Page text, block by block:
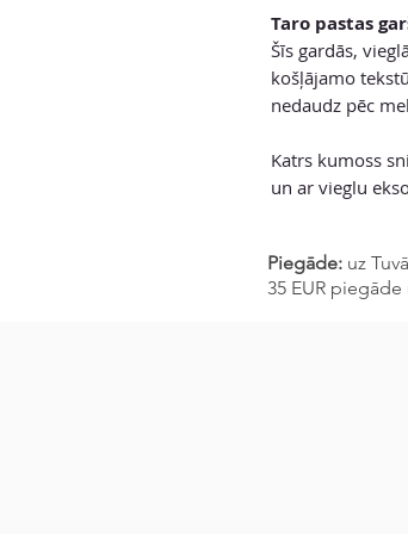
Taro pastas
Šīs gardās,
košļājamo
nedaudz pēc
Katrs kumoss
un ar vieglu
Piegāde: uz
35 EUR